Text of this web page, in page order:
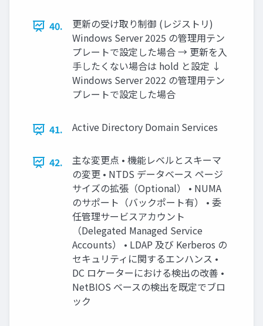
40.
更新の受け取り制御 (レジストリ)
Windows Server 2025 の管理用テン
プレートで設定した場合 → 更新を入
手したくない場合は hold と設定 ↓
Windows Server 2022 の管理用テン
プレートで設定した場合
41. Active Directory Domain Services
42.
主な変更点 • 機能レベルとスキーマ
の変更 • NTDS データベース ページ
サイズの拡張（Optional） • NUMA
のサポート（バックポート有） • 委
任管理サービスアカウント
（Delegated Managed Service
Accounts） • LDAP 及び Kerberos の
セキュリティに関するエンハンス •
DC ロケーターにおける検出の改善 •
NetBIOS ベースの検出を既定でブロ
ック